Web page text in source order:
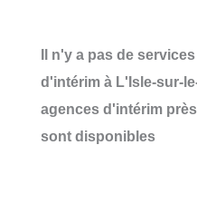
Il n'y a pas de
d'intérim à L'Isle-sur-
agences d'intérim
sont disponibles